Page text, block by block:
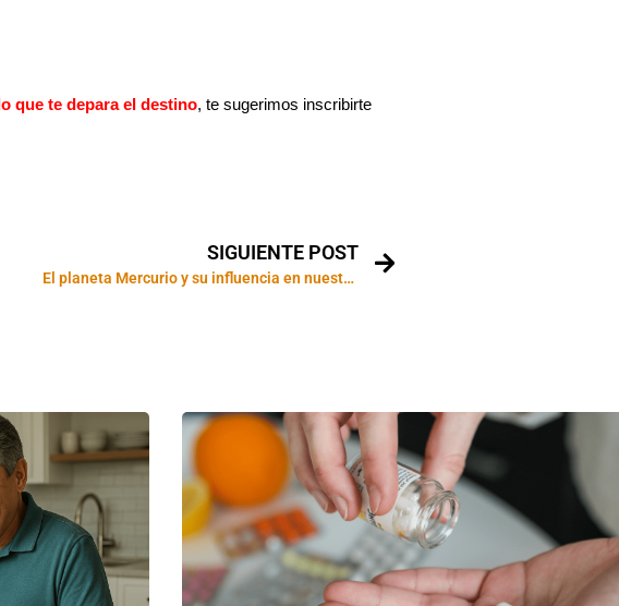
lo que te depara el destino, te sugerimos inscribirte
SIGUIENTE POST
El planeta Mercurio y su influencia en nuestra vida psicoemocional